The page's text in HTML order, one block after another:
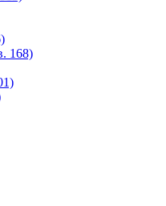
168)